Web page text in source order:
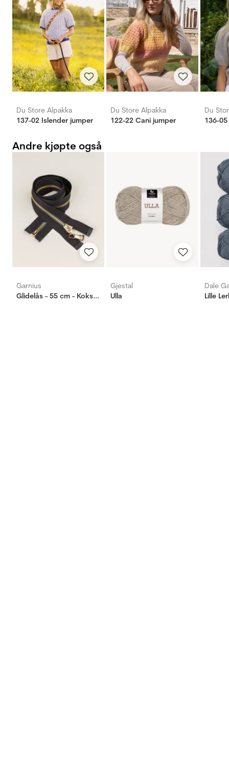
Du Store Alpakka
137-02 Islender jumper
Du Store Alpakka
122-22 Cani jumper
Du
136-
Andre kjøpte også
Garnius
Glidelås - 55 cm - Koksgrå
Gjestal
Ulla
Dale
Lille